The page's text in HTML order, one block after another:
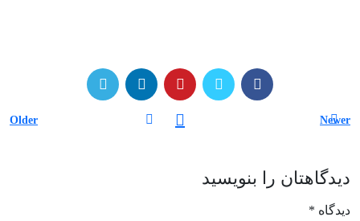
Newer
Older
دیدگاهتان را بنویسید
دیدگاه *